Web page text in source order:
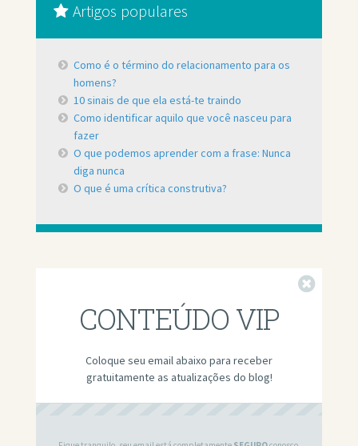
Artigos populares
Como é o término do relacionamento para os
homens?
10 sinais de que ela está-te traindo
Como identificar aquilo que você nasceu para
fazer
O que podemos aprender com a frase: Nunca
diga nunca
O que é uma crítica construtiva?
CONTEÚDO VIP
Coloque seu email abaixo para receber
gratuitamente as atualizações do blog!